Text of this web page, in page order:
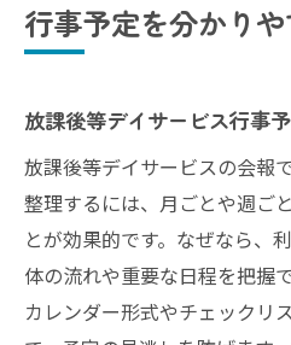
行事予定を分かり
放課後等デイサービス行事
放課後等デイサービスの会報
整理するには、月ごとや週ご
とが効果的です。なぜなら、
体の流れや重要な日程を把握
カレンダー形式やチェックリ